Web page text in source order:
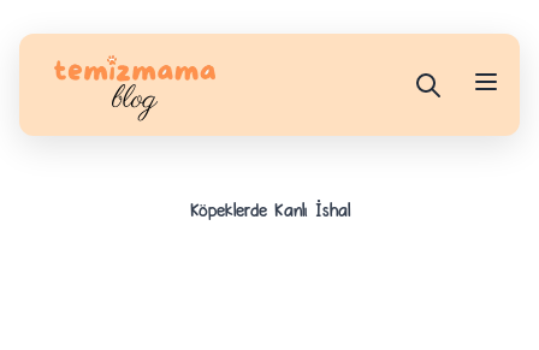
Köpeklerde Kanlı İshal